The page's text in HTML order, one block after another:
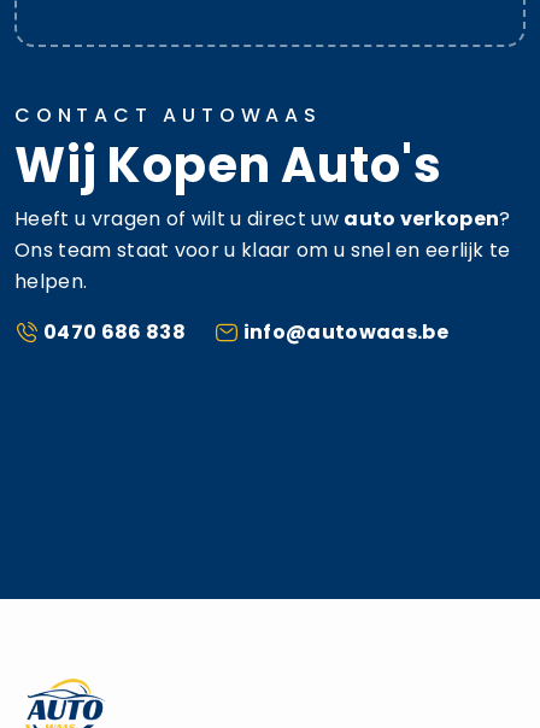
CONTACT AUTOWAAS
Wij Kopen Auto's
Heeft u vragen of wilt u direct uw auto verkopen?
Ons team staat voor u klaar om u snel en eerlijk te
helpen.
0470 686 838
info@autowaas.be